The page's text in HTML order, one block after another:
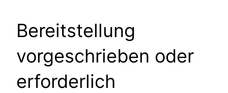
Bereitstellung
vorgeschrieben oder
erforderlich